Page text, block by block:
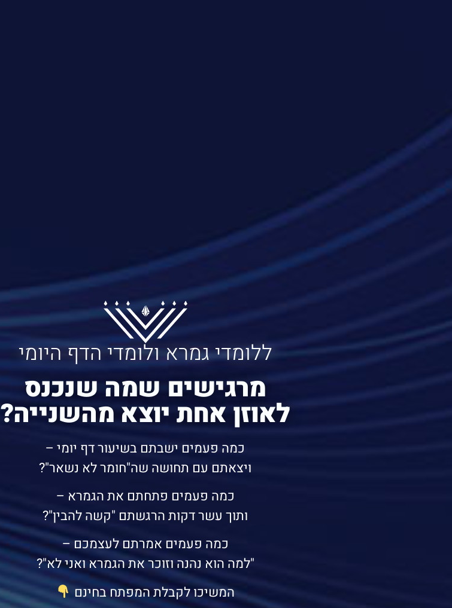
ללומדי גמרא ולומדי הדף היומי
מרגישים שמה שנכנס
לאוזן אחת יוצא מהשנייה?​
כמה פעמים ישבתם בשיעור דף יומי –
ויצאתם עם תחושה שה"חומר לא נשאר"?
כמה פעמים פתחתם את הגמרא –
ותוך עשר דקות הרגשתם "קשה להבין"?
כמה פעמים אמרתם לעצמכם –
"למה הוא נהנה וזוכר את הגמרא ואני לא"?
המשיכו לקבלת המפתח בחינם